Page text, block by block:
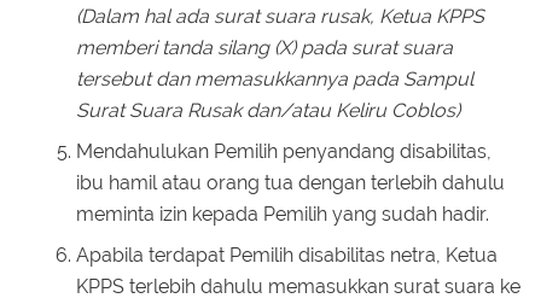
(Dalam hal ada surat suara rusak, Ketua KPPS
memberi tanda silang (X) pada surat suara
tersebut dan memasukkannya pada Sampul
Surat Suara Rusak dan/atau Keliru Coblos)
Mendahulukan Pemilih penyandang disabilitas,
ibu hamil atau orang tua dengan terlebih dahulu
meminta izin kepada Pemilih yang sudah hadir.
Apabila terdapat Pemilih disabilitas netra, Ketua
KPPS terlebih dahulu memasukkan surat suara ke